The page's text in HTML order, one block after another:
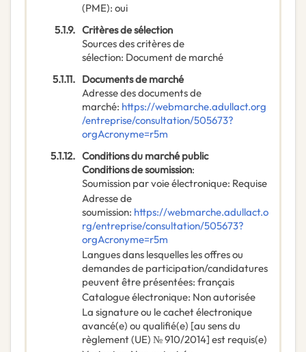
(PME): oui
5.1.9. Critères de sélection
Sources des critères de
sélection: Document de marché
5.1.11. Documents de marché
Adresse des documents de
marché: https://webmarche.adullact.org
/entreprise/consultation/505673?
orgAcronyme=r5m
5.1.12. Conditions du marché public
Conditions de soumission:
Soumission par voie électronique: Requise
Adresse de
soumission: https://webmarche.adullact.o
rg/entreprise/consultation/505673?
orgAcronyme=r5m
Langues dans lesquelles les offres ou
demandes de participation/candidatures
peuvent être présentées: français
Catalogue électronique: Non autorisée
La signature ou le cachet électronique
avancé(e) ou qualifié(e) [au sens du
règlement (UE) № 910/2014] est requis(e)